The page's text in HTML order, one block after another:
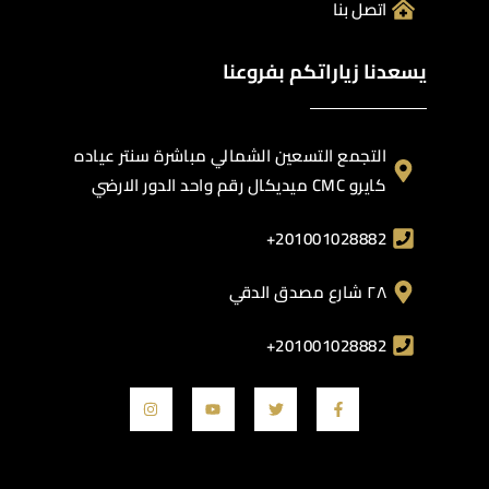
اتصل بنا
يسعدنا زياراتكم بفروعنا
التجمع التسعين الشمالي مباشرة سنتر عياده
كايرو CMC ميديكال رقم واحد الدور الارضي
201001028882+
٢٨ شارع مصدق الدقي
201001028882+